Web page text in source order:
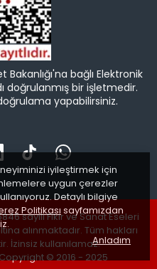
iyileştirmek için
uygun çerezler
Detaylı bilgiye
Politikası sayfamızdan
Anladım
bağlı Elektronik
doğrulanmış bir işletmedir.
yapabilirsiniz.
sayılı Fikir ve Sanat Eseleri
alınmaktadır. Tüm hakları
İzinsiz kullanılamaz.
© 2016 - 2025